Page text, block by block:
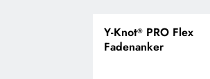
Y-Knot® PRO Flex
Fadenanker